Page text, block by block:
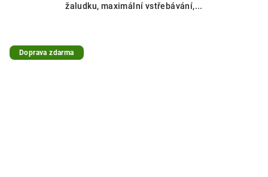
žaludku, maximální vstřebávání,...
Doprava zdarma